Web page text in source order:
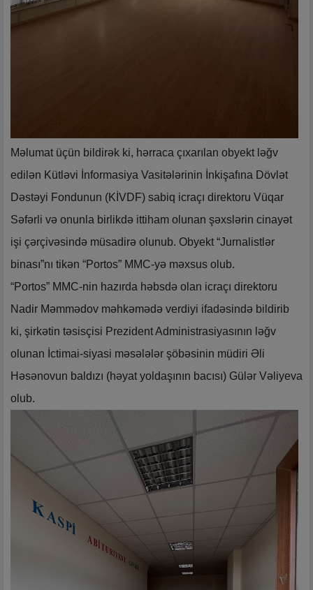
Məlumat üçün bildirək ki, hərraca çıxarılan obyekt ləğv
edilən Kütləvi İnformasiya Vasitələrinin İnkişafına Dövlət
Dəstəyi Fondunun (KİVDF) sabiq icraçı direktoru Vüqar
Səfərli və onunla birlikdə ittiham olunan şəxslərin cinayət
işi çərçivəsində müsadirə olunub. Obyekt “Jurnalistlər
binası”nı tikən “Portos” MMC-yə məxsus olub.
“Portos” MMC-nin hazırda həbsdə olan icraçı direktoru
Nadir Məmmədov məhkəmədə verdiyi ifadəsində bildirib
ki, şirkətin təsisçisi Prezident Administrasiyasının ləğv
olunan İctimai-siyasi məsələlər şöbəsinin müdiri Əli
Həsənovun baldızı (həyat yoldaşının bacısı) Gülər Vəliyeva
olub.